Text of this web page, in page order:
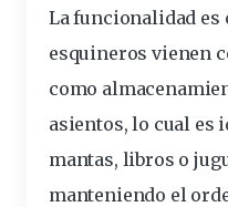
La funcionalidad es
esquineros vienen
como
asientos, lo cual es
mantas, libros o
manteniendo el